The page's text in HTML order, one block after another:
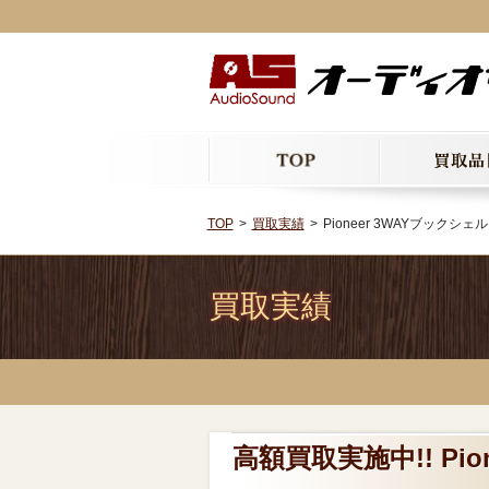
TOP 買取実績 Pioneer 3WAYブックシェ
買取実績
高額買取実施中!!